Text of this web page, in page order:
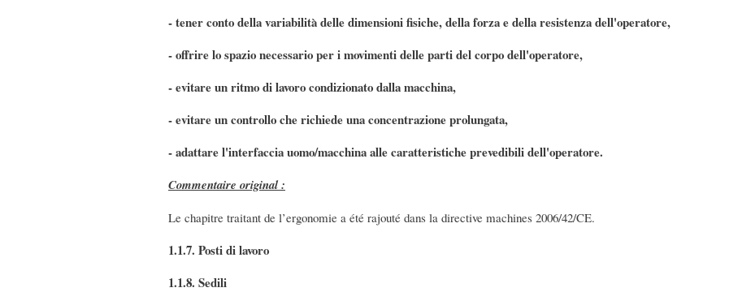
- tener conto della variabilità delle dimensioni fisiche, della forza e della resistenza dell'operatore,
- offrire lo spazio necessario per i movimenti delle parti del corpo dell'operatore,
- evitare un ritmo di lavoro condizionato dalla macchina,
- evitare un controllo che richiede una concentrazione prolungata,
- adattare l'interfaccia uomo/macchina alle caratteristiche prevedibili dell'operatore.
Commentaire original :
Le chapitre traitant de l’ergonomie a été rajouté dans la directive machines 2006/42/CE.
1.1.7. Posti di lavoro
1.1.8. Sedili